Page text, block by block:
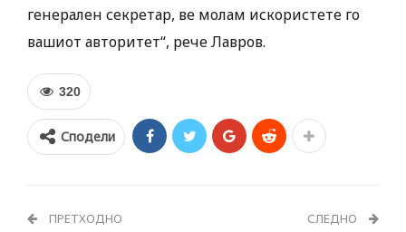
генерален секретар, ве молам искористете го
вашиот авторитет“, рече Лавров.
320
Сподели
ПРЕТХОДНО СЛЕДНО